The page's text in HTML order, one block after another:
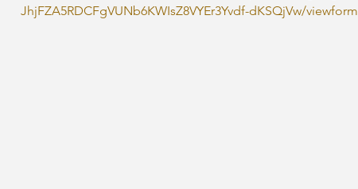
JhjFZA5RDCFgVUNb6KWIsZ8VYEr3Yvdf-dKSQjVw/viewform